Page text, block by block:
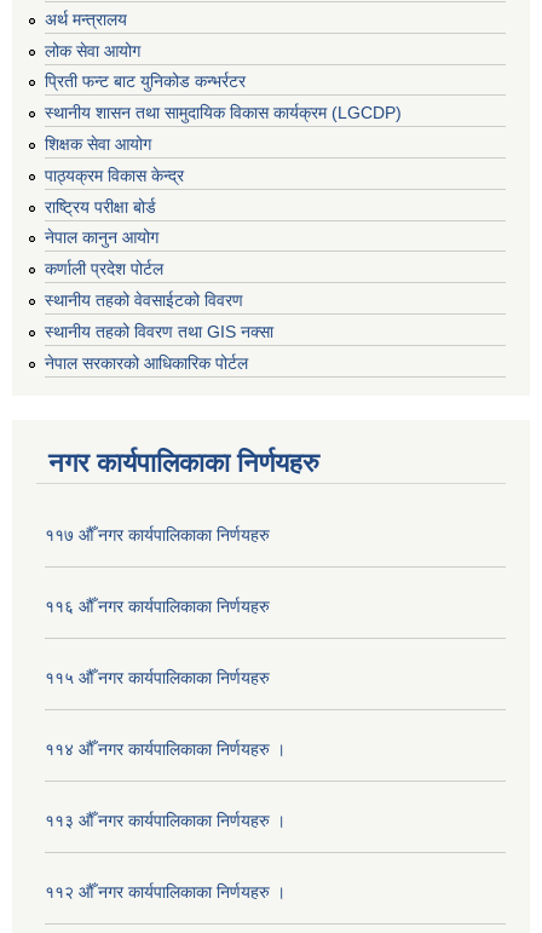
अर्थ मन्त्रालय
लोक सेवा आयोग
प्रिती फन्ट बाट युनिकोड कन्भर्रटर
स्थानीय शासन तथा सामुदायिक विकास कार्यक्रम (LGCDP)
शिक्षक सेवा आयोग
पाठ्यक्रम विकास केन्द्र
राष्ट्रिय परीक्षा बोर्ड
नेपाल कानुन आयोग
कर्णाली प्रदेश पोर्टल
स्थानीय तहको वेवसाईटको विवरण
स्थानीय तहको विवरण तथा GIS नक्सा
नेपाल सरकारको आधिकारिक पोर्टल
नगर कार्यपालिकाका निर्णयहरु
११७ औँ नगर कार्यपालिकाका निर्णयहरु
११६ औँ नगर कार्यपालिकाका निर्णयहरु
११५ औँ नगर कार्यपालिकाका निर्णयहरु
११४ औँ नगर कार्यपालिकाका निर्णयहरु ।
११३ औँ नगर कार्यपालिकाका निर्णयहरु ।
११२ औँ नगर कार्यपालिकाका निर्णयहरु ।